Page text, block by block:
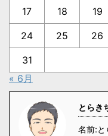
17 18 19
24 25 26
31
« 6月
とらき
名前:と